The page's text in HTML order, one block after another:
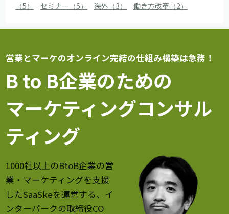
（5）
セミナー（5） 海外（3） 働き方改革（2）
営業とマーケのオンライン完結の仕組み構築は急務！
B to B企業のための
マーケティングコンサル
ティング
1000社以上のBtoB企業の営
業・マーケティングを支援
したSaaSkeを運営する、イ
ンターパークの取締役CO